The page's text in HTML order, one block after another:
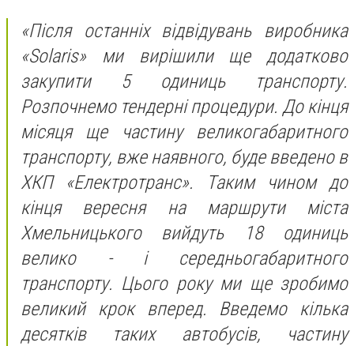
«Після останніх відвідувань виробника
«Solaris» ми вирішили ще додатково
закупити 5 одиниць транспорту.
Розпочнемо тендерні процедури. До кінця
місяця ще частину великогабаритного
транспорту, вже наявного, буде введено в
ХКП «Електротранс». Таким чином до
кінця вересня на маршрути міста
Хмельницького вийдуть 18 одиниць
велико - і середньогабаритного
транспорту. Цього року ми ще зробимо
великий крок вперед. Введемо кілька
десятків таких автобусів, частину